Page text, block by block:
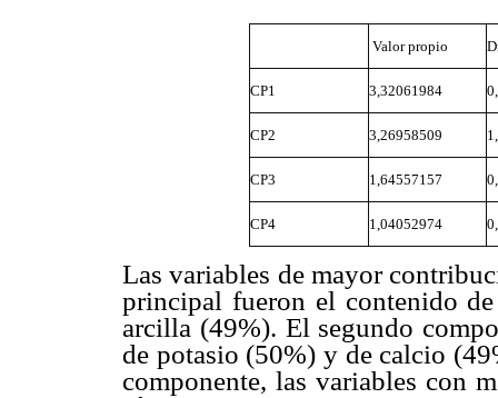
Valor propio
CP1 3,32061984
CP2 3,26958509
CP3 1,64557157
CP4 1,04052974
Las variables de mayor
principal fueron el contenido
arcilla (49%). El segundo
de potasio (50%) y de calcio
componente, las variables con